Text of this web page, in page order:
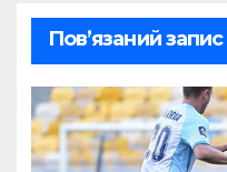
Пов’язаний запис